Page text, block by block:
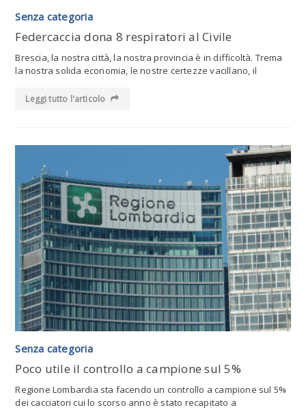
Senza categoria
Federcaccia dona 8 respiratori al Civile
Brescia, la nostra città, la nostra provincia è in difficoltà. Trema
la nostra solida economia, le nostre certezze vacillano, il
Leggi tutto l'articolo
Leggi tutto l'articolo
Senza categoria
Poco utile il controllo a campione sul 5%
Regione Lombardia sta facendo un controllo a campione sul 5%
dei cacciatori cui lo scorso anno è stato recapitato a